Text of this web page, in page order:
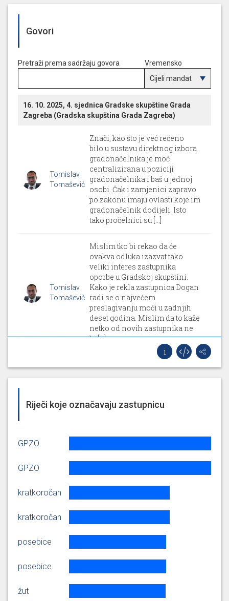
Grada Zagreba
Govorio na:
4. sjednica Gradske skupštine
Grada Zagreba
Govori
Pretraži prema sadržaju govora
Vremensko
16. 10. 2025, 4. sjednica Gradske skupštine Grada
Zagreba (Gradska skupština Grada Zagreba)
Tomislav
Tomašević
Znači, kao što je već rečeno
bilo u sustavu direktnog izbora
gradonačelnika je moć
centralizirana u poziciji
gradonačelnika i baš u jednoj
osobi. Čak i zamjenici zapravo
po zakonu imaju ovlasti koje im
gradonačelnik dodijeli. Isto
tako pročelnici su [...]
Tomislav
Tomašević
Mislim tko bi rekao da će
ovakva odluka izazvat tako
veliki interes zastupnika
oporbe u Gradskoj skupštini.
Kako je rekla zastupnica Dogan
radi se o najvećem
preslagivanju moći u zadnjih
deset godina. Mislim da to kaže
netko od novih zastupnika ne
bi [...]
Tomislav
ono što znam da recimo u
standardima i imovinsko-
Tomislav
postupka oko gospodarenja
otpadom, znači on je paralelni
postupak koji vjerujem da će taj,
Riječi koje označavaju zastupnicu
GPZO
GPZO
kratkoročan
kratkoročan
posebice
posebice
žut